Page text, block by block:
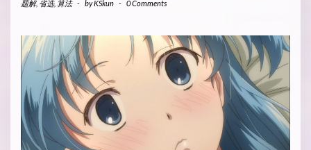
题解, 省选, 算法 - byKSkun - 0 Comments